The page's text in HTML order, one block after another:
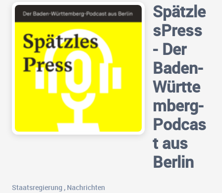
Spätzle
sPress
- Der
Baden-
Württe
mberg-
Podcas
t aus
Berlin
Staatsregierung , Nachrichten